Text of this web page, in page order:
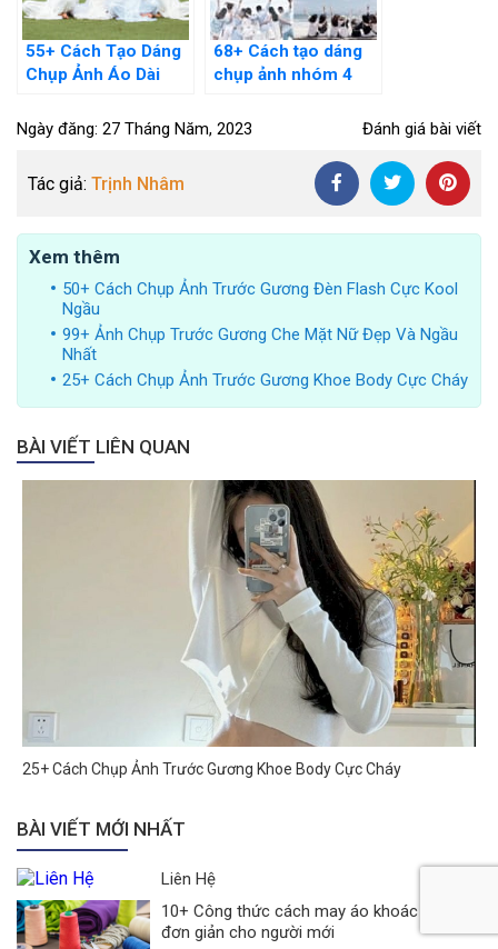
55+ Cách Tạo Dáng
Chụp Ảnh Áo Dài
Nhiên Nhất
68+ Cách tạo dáng
chụp ảnh nhóm 4
người Độc Lạ Nhất
Ngày đăng: 27 Tháng Năm, 2023 Đánh giá bài viết
Tác giả: Trịnh Nhâm
Xem thêm
50+ Cách Chụp Ảnh Trước Gương Đèn Flash Cực Kool
Ngầu
99+ Ảnh Chụp Trước Gương Che Mặt Nữ Đẹp Và Ngầu
Nhất
25+ Cách Chụp Ảnh Trước Gương Khoe Body Cực Cháy
BÀI VIẾT LIÊN QUAN
25+ Cách Chụp Ảnh Trước Gương Khoe Body Cực Cháy
BÀI VIẾT MỚI NHẤT
Liên Hệ
10+ Công thức cách may áo khoác 2 lớp
đơn giản cho người mới